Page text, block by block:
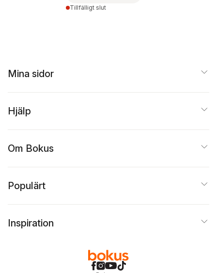
Tillfälligt slut
Mina sidor
Hjälp
Om Bokus
Populärt
Inspiration